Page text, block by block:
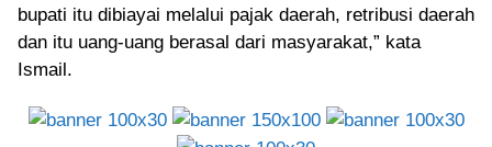
bupati itu dibiayai melalui pajak daerah, retribusi daerah
dan itu uang-uang berasal dari masyarakat,” kata
Ismail.